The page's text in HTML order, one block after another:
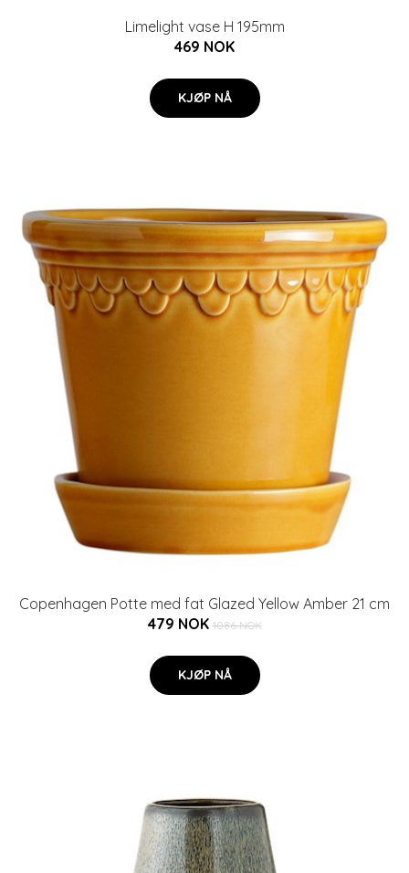
Limelight vase H 195mm
469 NOK
KJØP NÅ
Copenhagen Potte med fat Glazed Yellow Amber 21 cm
479 NOK 1086 NOK
KJØP NÅ